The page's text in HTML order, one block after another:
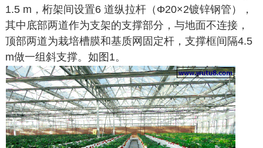
1.5 m，桁架间设置6 道纵拉杆（Φ20×2镀锌钢管），
其中底部两道作为支架的支撑部分，与地面不连接，
顶部两道为栽培槽膜和基质网固定杆，支撑框间隔4.5
m做一组斜支撑。如图1。